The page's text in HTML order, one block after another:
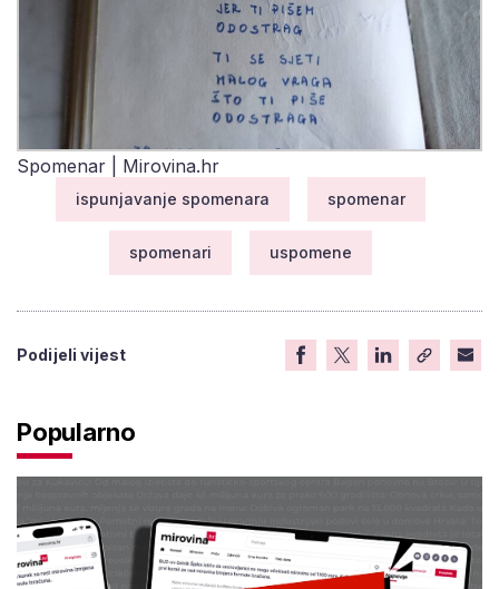
Spomenar | Mirovina.hr
ispunjavanje spomenara spomenar
spomenari uspomene
Podijeli vijest
Popularno